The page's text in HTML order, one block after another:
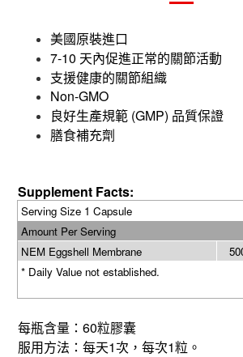
美國原裝進口
7-10 天內促進正常的關節活動
支援健康的關節組織
Non-GMO
良好生產規範 (GMP) 品質保證
膳食補充劑
Supplement Facts:
Serving Size 1 Capsule
Amount Per Serving
NEM Eggshell Membrane
* Daily Value not established.
每瓶含量： 60粒膠囊
服用方法：每天1次，每次1粒。